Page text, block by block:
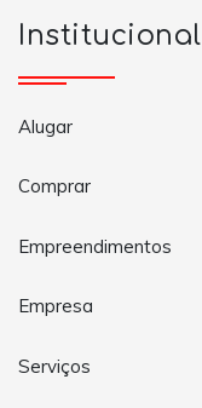
Institucional
Alugar
Comprar
Empreendimentos
Empresa
Serviços